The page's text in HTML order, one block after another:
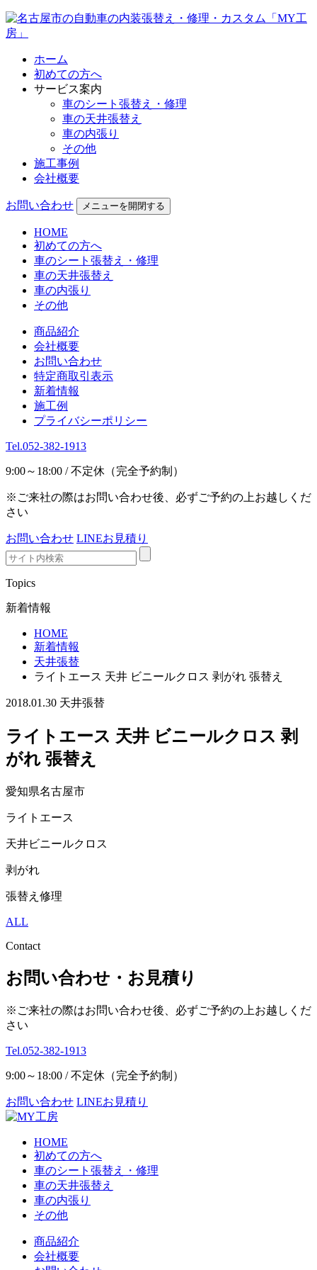
ホーム
初めての方へ
サービス案内
車のシート張替え・修理
車の天井張替え
車の内張り
その他
施工事例
会社概要
お問い合わせ メニューを開閉する
HOME
初めての方へ
車のシート張替え・修理
車の天井張替え
車の内張り
その他
商品紹介
会社概要
お問い合わせ
特定商取引表示
新着情報
施工例
プライバシーポリシー
Tel.052-382-1913
9:00～18:00 / 不定休（完全予約制）
※ご来社の際はお問い合わせ後、必ずご予約の上お越しくだ
さい
お問い合わせ LINEお見積り
Topics
新着情報
HOME
新着情報
天井張替
ライトエース 天井 ビニールクロス 剥がれ 張替え
2018.01.30 天井張替
ライトエース 天井 ビニールクロス 剥
がれ 張替え
愛知県名古屋市
ライトエース
天井ビニールクロス
剥がれ
張替え修理
ALL
Contact
お問い合わせ・お見積り
※ご来社の際はお問い合わせ後、必ずご予約の上お越しくだ
さい
Tel.052-382-1913
9:00～18:00 / 不定休（完全予約制）
お問い合わせ LINEお見積り
HOME
初めての方へ
車のシート張替え・修理
車の天井張替え
車の内張り
その他
商品紹介
会社概要